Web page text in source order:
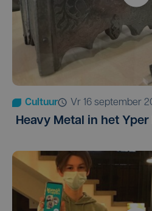
Cultuur vr 16 september
Heavy Metal in het